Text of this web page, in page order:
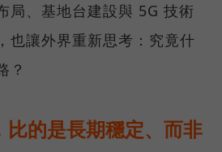
局、基地台建設與 5G 技術
也讓外界重新思考：究竟什
？
比的是長期穩定、而非